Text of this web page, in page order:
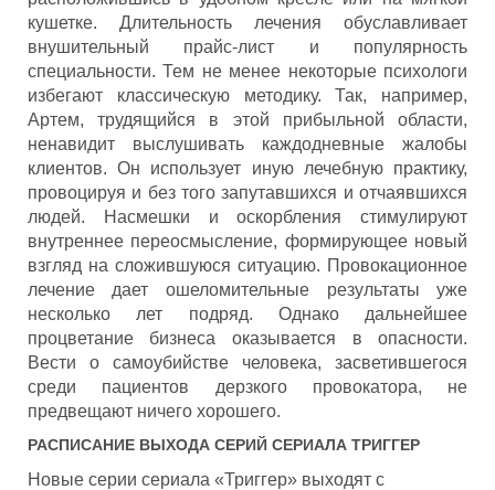
кушетке. Длительность лечения обуславливает
внушительный прайс-лист и популярность
специальности. Тем не менее некоторые психологи
избегают классическую методику. Так, например,
Артем, трудящийся в этой прибыльной области,
ненавидит выслушивать каждодневные жалобы
клиентов. Он использует иную лечебную практику,
провоцируя и без того запутавшихся и отчаявшихся
людей. Насмешки и оскорбления стимулируют
внутреннее переосмысление, формирующее новый
взгляд на сложившуюся ситуацию. Провокационное
лечение дает ошеломительные результаты уже
несколько лет подряд. Однако дальнейшее
процветание бизнеса оказывается в опасности.
Вести о самоубийстве человека, засветившегося
среди пациентов дерзкого провокатора, не
предвещают ничего хорошего.
РАСПИСАНИЕ ВЫХОДА СЕРИЙ СЕРИАЛА ТРИГГЕР
Новые серии сериала «Триггер» выходят с